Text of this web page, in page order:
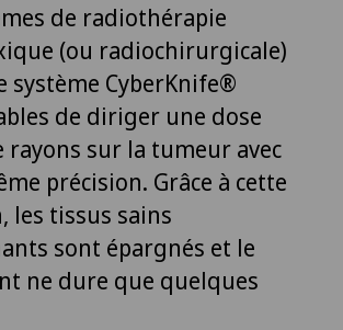
de radiothérapie
(ou radiochirurgicale)
système CyberKnife®
de diriger une dose
rayons sur la tumeur avec
précision. Grâce à cette
les tissus sains
sont épargnés et le
ne dure que quelques